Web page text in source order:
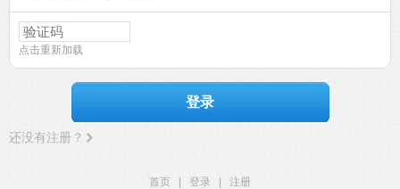
点击重新加载
登录
还没有注册？
首页 登录
注册